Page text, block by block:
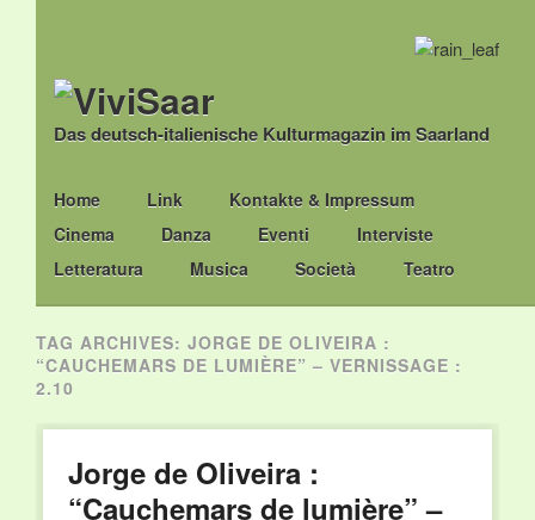
Das deutsch-italienische Kulturmagazin im Saarland
Main menu
Skip
to
content
Home Link
Kontakte & Impressum
Cinema
Danza Eventi
Interviste
Letteratura
Musica Società Teatro
TAG ARCHIVES: JORGE DE OLIVEIRA :
“CAUCHEMARS DE LUMIÈRE” – VERNISSAGE :
2.10
Jorge de Oliveira :
“Cauchemars de lumière” –